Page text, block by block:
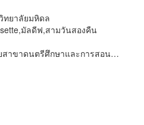
ทยาลัยมหิดล
มัลดีฟ,สามวันสองคืน
สาขาดนตรีศึกษาและการสอน…